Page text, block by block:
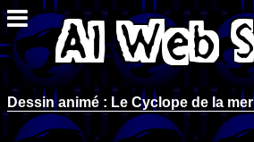
Dessin animé : Le Cyclope de la mer